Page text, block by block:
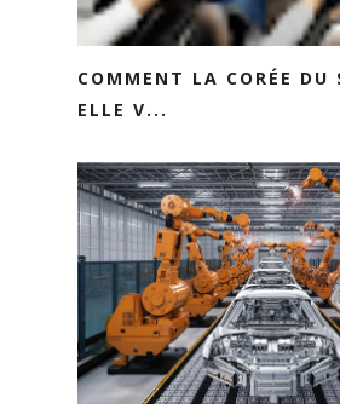
COMMENT LA CORÉE DU
ELLE V...